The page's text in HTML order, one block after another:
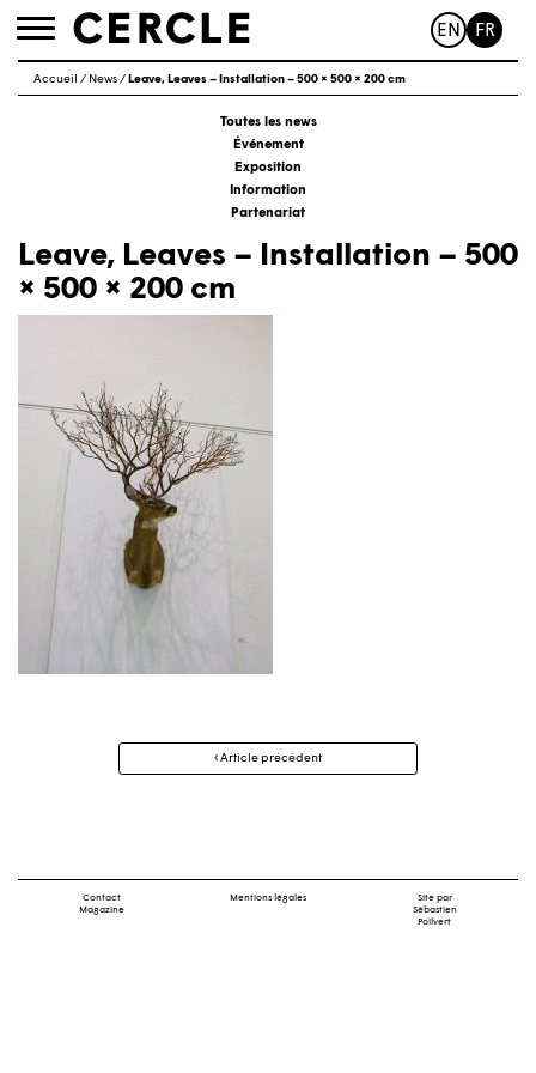
Toggle
EN FR
Accueil / News/ Leave, Leaves – Installation – 500 × 500 × 200 cm
Toutes les news
Événement
Exposition
Information
Partenariat
Leave, Leaves – Installation – 500
× 500 × 200 cm
Navigation
Article précédent
Contact
Magazine
Mentions légales
Site par
Sébastien
Poilvert